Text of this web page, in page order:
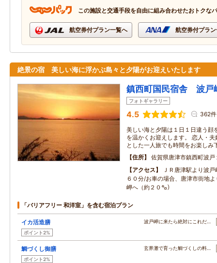
この施設と交通手段を自由に組み合わせたおトクな
航空券付プラン一覧へ 航空券付プラ
絶景の宿 美しい海に浮かぶ島々と夕陽がお迎えいたします
鎮西町国民宿舎 波戸
フォトギャラリー
4.5 362件
美しい海と夕陽は１日１日違う顔
を温かくお迎えします。 恋人・
とした一人旅でも時間をお楽しみ
住所
佐賀県唐津市鎮西町波戸
アクセス
ＪＲ唐津駅より波
６０分/お車の場合、唐津市街地
岬へ（約２０㌔）
「バリアフリー 和洋室」を含む宿泊プラン
イカ活造膳
ポイント2%
波戸岬に来たら絶対にこれだ…
鯛づくし御膳
ポイント2%
玄界灘で育った鯛づくしの料…